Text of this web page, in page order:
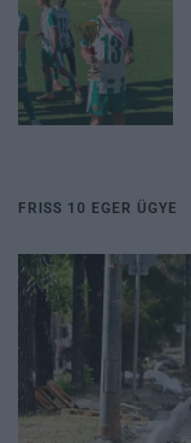
FRISS 10 EGER ÜGYE